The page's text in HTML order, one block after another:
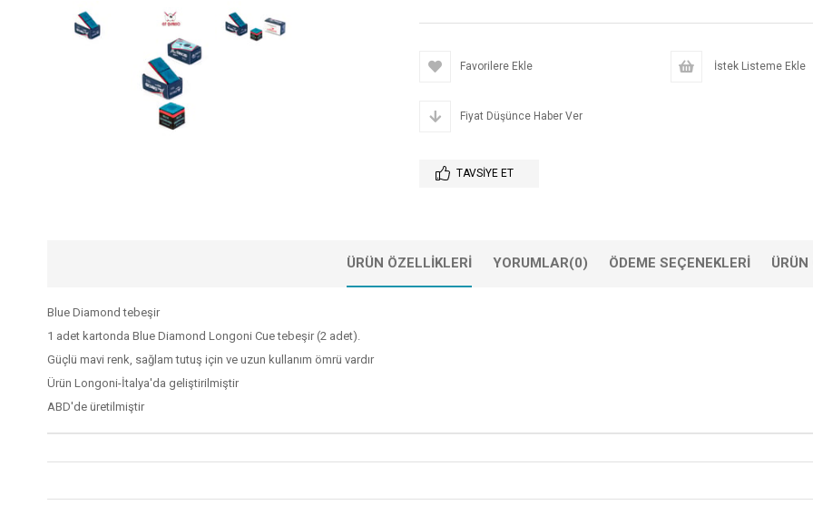
Favorilere Ekle İstek Listeme Ekle
Fiyat Düşünce Haber Ver
TAVSIYE ET
ÜRÜN ÖZELLIKLERI YORUMLAR(0) ÖDEME SEÇENEKLERI ÜRÜN
Blue Diamond tebeşir
1 adet kartonda Blue Diamond Longoni Cue tebeşir (2 adet).
Güçlü mavi renk, sağlam tutuş için ve uzun kullanım ömrü vardır
Ürün Longoni-İtalya'da geliştirilmiştir
ABD'de üretilmiştir